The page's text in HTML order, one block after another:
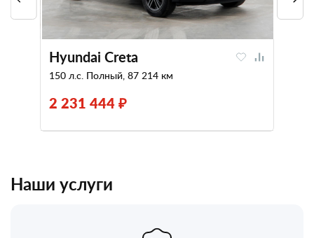
Hyundai Creta
150 л.с. Полный, 87 214 км
2 231 444 ₽
Наши услуги